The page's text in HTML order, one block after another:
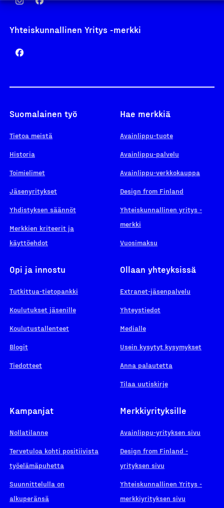
Yhteiskunnallinen Yritys -merkki
Suomalainen työ
Tietoa meistä
Historia
Toimielimet
Jäsenyritykset
Yhdistyksen säännöt
Merkkien kriteerit ja
käyttöehdot
Hae merkkiä
Avainlippu-tuote
Avainlippu-palvelu
Avainlippu-verkkokauppa
Design from Finland
Yhteiskunnallinen yritys -
merkki
Vuosimaksu
Opi ja innostu
Tutkittua-tietopankki
Koulutukset jäsenille
Koulutustallenteet
Blogit
Tiedotteet
Ollaan yhteyksissä
Extranet-jäsenpalvelu
Yhteystiedot
Medialle
Usein kysytyt kysymykset
Anna palautetta
Tilaa uutiskirje
Kampanjat
Nollatilanne
Tervetuloa kohti positiivista
työelämäpuhetta
Suunnittelulla on
alkuperänsä
Merkkiyrityksille
Avainlippu-yrityksen sivu
Design from Finland -
yrityksen sivu
Yhteiskunnallinen Yritys -
merkkiyrityksen sivu